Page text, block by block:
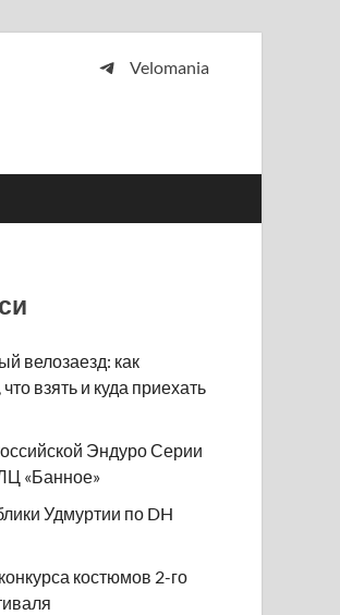
Velomania
велозаезд: как
взять и куда приехать
Эндуро Серии
«Банное»
Удмуртии по DH
костюмов 2-го